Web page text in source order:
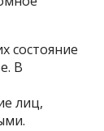
состояние
В
лиц,